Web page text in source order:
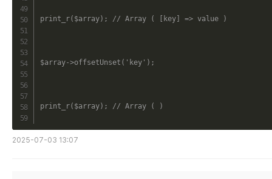
print_r( $array) ; // Array ( [key] => value )
$array->offsetUnset ( 'key' ) ;
print_r( $array) ; // Array ( )
2025-07-03 13:07